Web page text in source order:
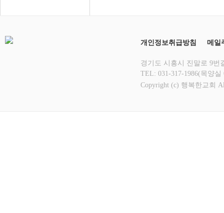
개인정보취급방침 메일
경기도 시흥시 진말로 9번
TEL: 031-317-1986(목양
Copyright (c) 행복한교회